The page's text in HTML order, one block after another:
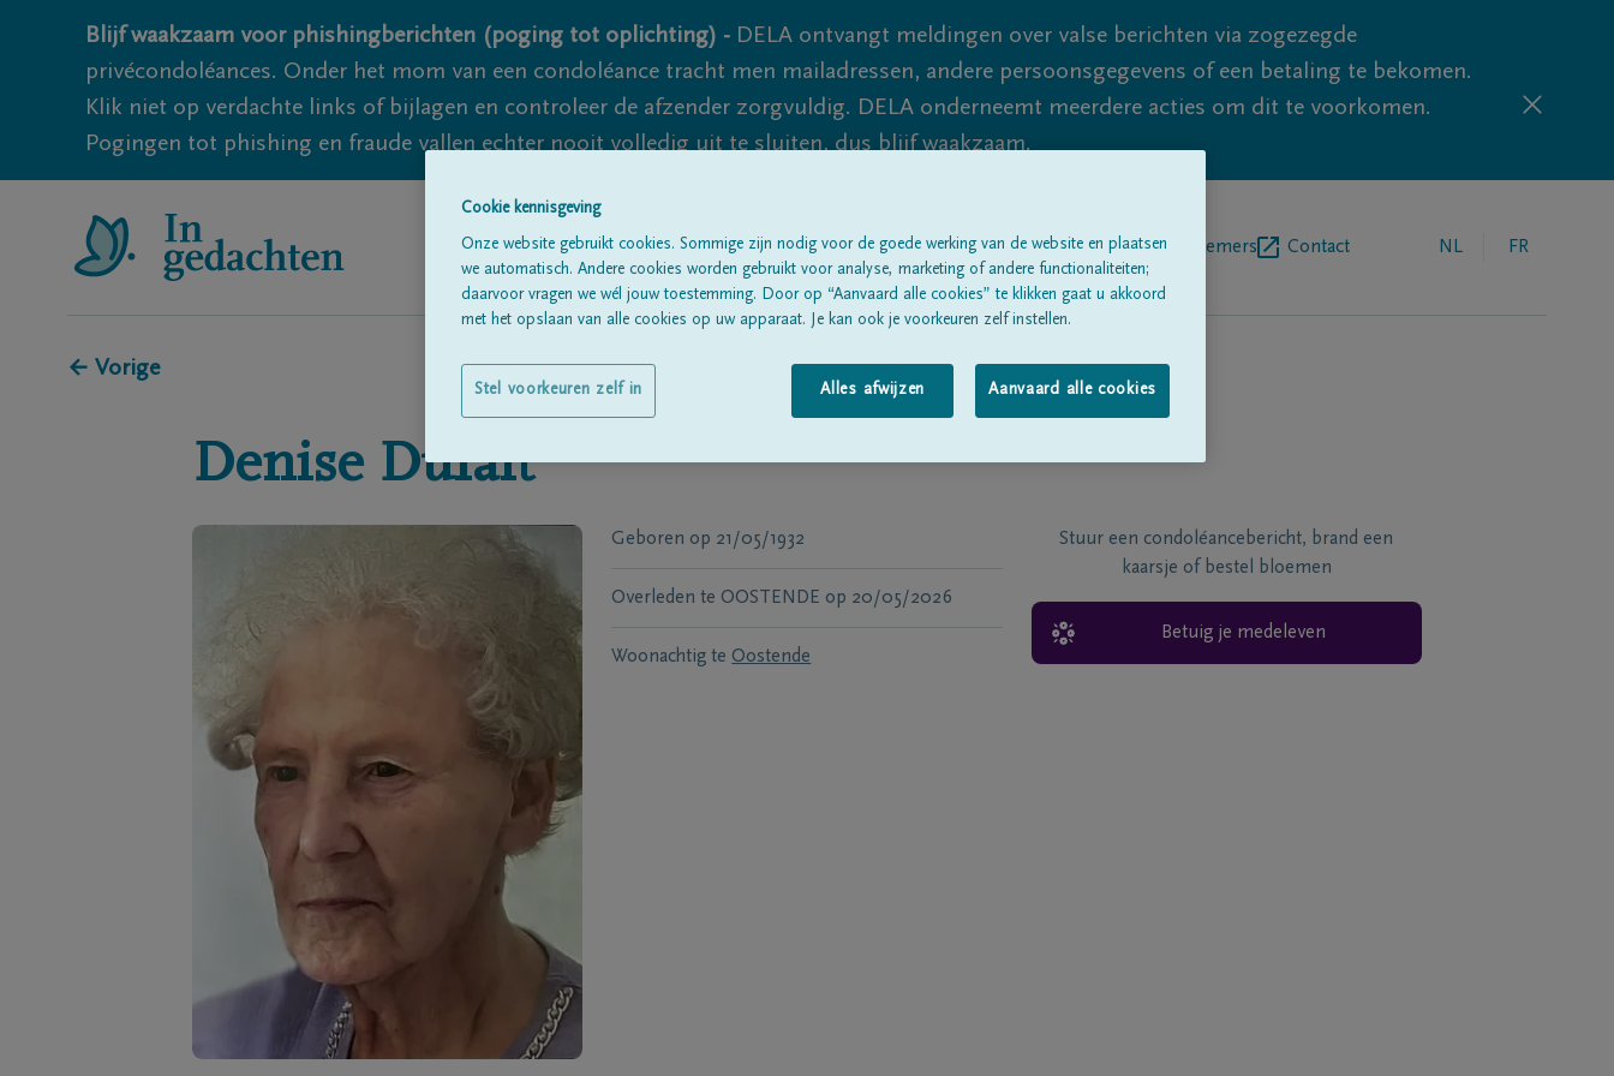
Blijf waakzaam voor phishingberichten (poging tot oplichting) - DELA ontvangt meldingen over valse berichten via zogezegde
privécondoléances. Onder het mom van een condoléance tracht men mailadressen, andere persoonsgegevens of een betaling te bekomen.
Klik niet op verdachte links of bijlagen en controleer de afzender zorgvuldig. DELA onderneemt meerdere acties om dit te voorkomen.
Pogingen tot phishing en fraude vallen echter nooit volledig uit te sluiten, dus blijf waakzaam.
Alle rouwberichtenOver onsBegrafenisondernemers Contact NL FR
← Vorige
Denise Dufait
Geboren op 21/05/1932
Overleden te OOSTENDE op 20/05/2026
Woonachtig te Oostende
Stuur een condoléancebericht, brand een
kaarsje of bestel bloemen
Betuig je medeleven
Cookie kennisgeving
Onze website gebruikt cookies. Sommige zijn nodig voor de goede werking van de website en plaatsen
we automatisch. Andere cookies worden gebruikt voor analyse, marketing of andere functionaliteiten;
daarvoor vragen we wél jouw toestemming. Door op “Aanvaard alle cookies” te klikken gaat u akkoord
met het opslaan van alle cookies op uw apparaat. Je kan ook je voorkeuren zelf instellen.
Alles afwijzen Aanvaard alle cookies
Stel voorkeuren zelf in